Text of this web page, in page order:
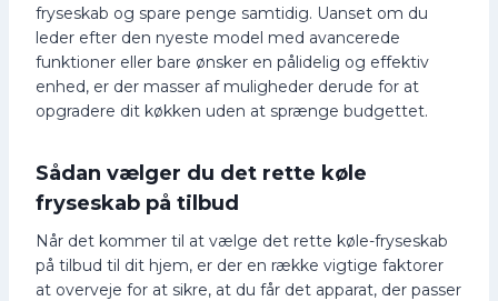
fryseskab og spare penge samtidig. Uanset om du
leder efter den nyeste model med avancerede
funktioner eller bare ønsker en pålidelig og effektiv
enhed, er der masser af muligheder derude for at
opgradere dit køkken uden at sprænge budgettet.
Sådan vælger du det rette køle
fryseskab på tilbud
Når det kommer til at vælge det rette køle-fryseskab
på tilbud til dit hjem, er der en række vigtige faktorer
at overveje for at sikre, at du får det apparat, der passer